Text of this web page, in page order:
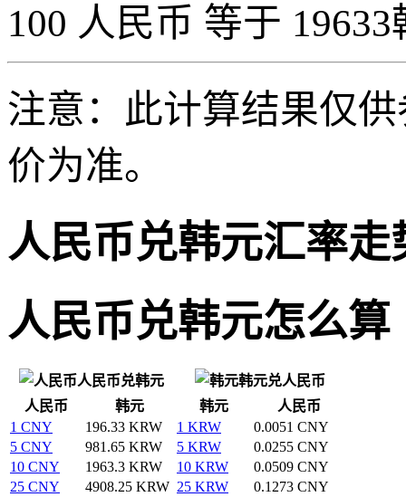
100 人民币 等于
注意：此计算结果仅
价为准。
人民币兑韩元汇率走
人民币兑韩元怎么算
人民币兑韩元
韩元兑人民币
人民币
韩元 韩元
人民币
1 CNY
196.33 KRW 1 KRW
0.0051 CNY
5 CNY
981.65 KRW 5 KRW
0.0255 CNY
10 CNY
1963.3 KRW 10 KRW
0.0509 CNY
25 CNY
4908.25 KRW 25 KRW
0.1273 CNY